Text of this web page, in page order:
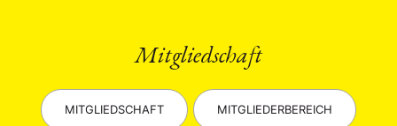
Mitgliedschaft
MITGLIEDSCHAFT MITGLIEDERBEREICH